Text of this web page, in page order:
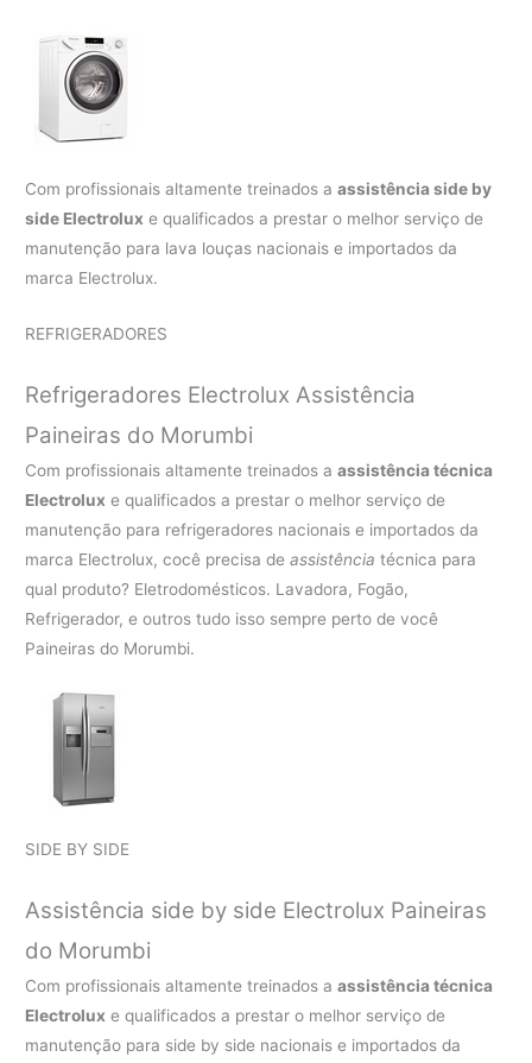
Com profissionais altamente treinados aassistência side by
side Electrolux e qualificados a prestar o melhor serviço de
manutenção para lava louças nacionais e importados da
marca Electrolux.
REFRIGERADORES
Refrigeradores Electrolux Assistência
Paineiras do Morumbi
Com profissionais altamente treinados aassistência técnica
Electrolux e qualificados a prestar o melhor serviço de
manutenção para refrigeradores nacionais e importados da
marca Electrolux, cocê precisa deassistência técnica para
qual produto? Eletrodomésticos. Lavadora, Fogão,
Refrigerador, e outros tudo isso sempre perto de você
Paineiras do Morumbi.
SIDE BY SIDE
Assistência side by side Electrolux Paineiras
do Morumbi
Com profissionais altamente treinados aassistência técnica
Electrolux e qualificados a prestar o melhor serviço de
manutenção para side by side nacionais e importados da